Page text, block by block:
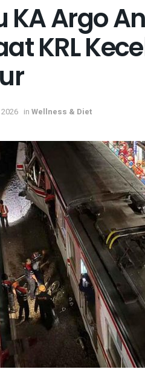
KA Argo
KRL
in Wellness & Diet